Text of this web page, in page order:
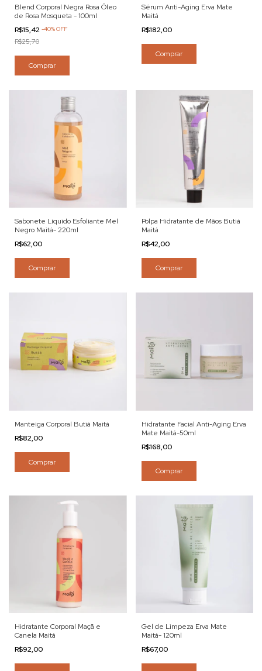
Blend Corporal Negra Rosa Óleo
de Rosa Mosqueta - 100ml
R$15,42 -40%OFF
R$25,70
Comprar
Sérum Anti-Aging Erva Mate
Maitá
R$182,00
Comprar
Sabonete Líquido Esfoliante Mel
Negro Maitá- 220ml
R$62,00
Comprar
Polpa Hidratante de Mãos Butiá
Maitá
R$42,00
Comprar
Manteiga Corporal Butiá Maitá
R$82,00
Comprar
Hidratante Facial Anti-Aging Erva
Mate Maitá-50ml
R$168,00
Comprar
Hidratante Corporal Maçã e
Canela Maitá
R$92,00
Gel de Limpeza Erva Mate
Maitá- 120ml
R$67,00